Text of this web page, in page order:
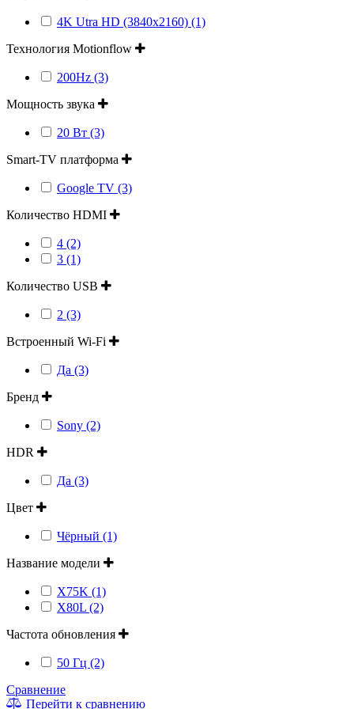
4K Utra HD (3840x2160) (1)
Технология Motionflow
200Hz (3)
Мощность звука
20 Вт (3)
Smart-TV платформа
Google TV (3)
Количество HDMI
4 (2)
3 (1)
Количество USB
2 (3)
Встроенный Wi-Fi
Да (3)
Бренд
Sony (2)
HDR
Да (3)
Цвет
Чёрный (1)
Название модели
X75K (1)
X80L (2)
Частота обновления
50 Гц (2)
Сравнение
Перейти к сравнению